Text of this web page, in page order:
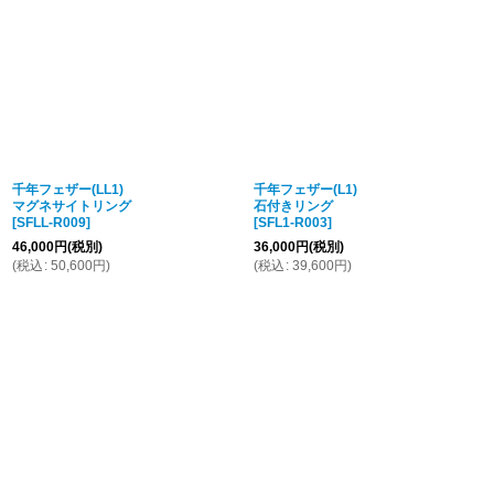
千年フェザー(LL1)
マグネサイトリング
[SFLL-R009]
46,000円(税別)
(税込 : 50,600円)
千年フェザー(L1)
石付きリング
[SFL1-R003]
36,000円(税別)
(税込 : 39,600円)